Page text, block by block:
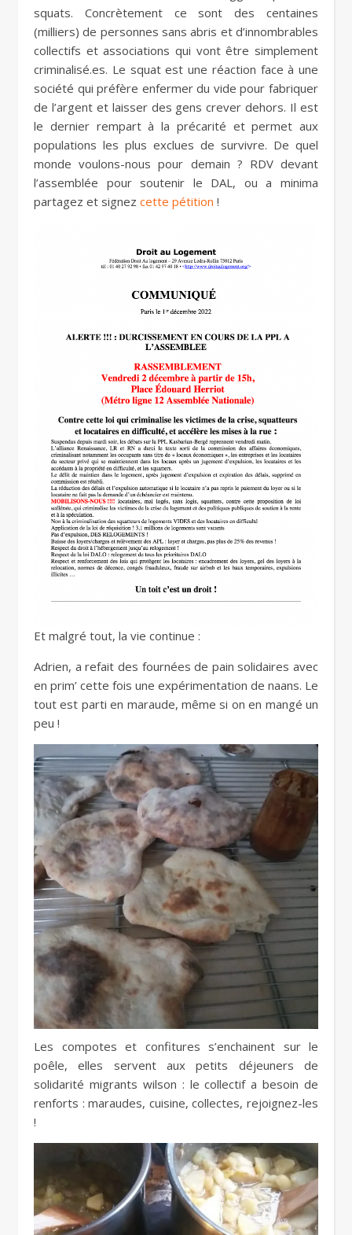
squats. Concrètement ce sont des centaines
(milliers) de personnes sans abris et d’innombrables
collectifs et associations qui vont être simplement
criminalisé.es. Le squat est une réaction face à une
société qui préfère enfermer du vide pour fabriquer
de l’argent et laisser des gens crever dehors. Il est
le dernier rempart à la précarité et permet aux
populations les plus exclues de survivre. De quel
monde voulons-nous pour demain ? RDV devant
l’assemblée pour soutenir le DAL, ou a minima
partagez et signez cette pétition !
Et malgré tout, la vie continue :
Adrien, a refait des fournées de pain solidaires avec
en prim’ cette fois une expérimentation de naans. Le
tout est parti en maraude, même si on en mangé un
peu !
Les compotes et confitures s’enchainent sur le
poêle, elles servent aux petits déjeuners de
solidarité migrants wilson : le collectif a besoin de
renforts : maraudes, cuisine, collectes, rejoignez-les
!